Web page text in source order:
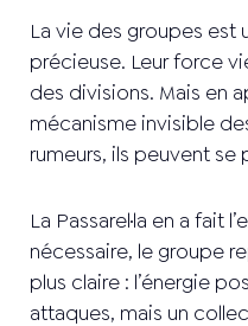
La vie des groupes est
précieuse. Leur force
des divisions. Mais en
mécanisme invisible
rumeurs, ils peuvent
La Passarel·la en a fait
nécessaire, le groupe
plus claire : l’énergie
attaques, mais un